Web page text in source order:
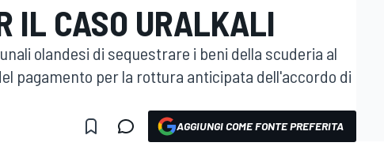
IL CASO URALKALI
olandesi di sequestrare i beni della scuderia al
pagamento per la rottura anticipata dell'accordo di
AGGIUNGI COME FONTE PREFERITA